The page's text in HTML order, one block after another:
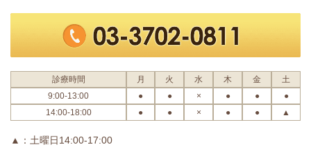
診療時間 月 火 水 木 金
土
9:00-13:00
● ● × ● ●
●
14:00-18:00
● ● × ● ● ▲
▲：土曜日14:00-17:00